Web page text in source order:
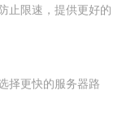
止限速，提供更好的
择更快的服务器路